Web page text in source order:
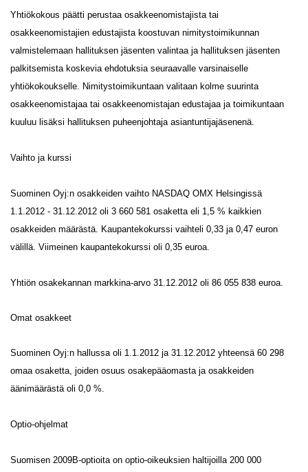
Yhtiökokous päätti perustaa osakkeenomistajista tai
osakkeenomistajien edustajista koostuvan nimitystoimikunnan
valmistelemaan hallituksen jäsenten valintaa ja hallituksen jäsenten
palkitsemista koskevia ehdotuksia seuraavalle varsinaiselle
yhtiökokoukselle. Nimitystoimikuntaan valitaan kolme suurinta
osakkeenomistajaa tai osakkeenomistajan edustajaa ja toimikuntaan
kuuluu lisäksi hallituksen puheenjohtaja asiantuntijajäsenenä.
Vaihto ja kurssi
Suominen Oyj:n osakkeiden vaihto NASDAQ OMX Helsingissä
1.1.2012 - 31.12.2012 oli 3 660 581 osaketta eli 1,5 % kaikkien
osakkeiden määrästä. Kaupantekokurssi vaihteli 0,33 ja 0,47 euron
välillä. Viimeinen kaupantekokurssi oli 0,35 euroa.
Yhtiön osakekannan markkina-arvo 31.12.2012 oli 86 055 838 euroa.
Omat osakkeet
Suominen Oyj:n hallussa oli 1.1.2012 ja 31.12.2012 yhteensä 60 298
omaa osaketta, joiden osuus osakepääomasta ja osakkeiden
äänimäärästä oli 0,0 %.
Optio-ohjelmat
Suomisen 2009B-optioita on optio-oikeuksien haltijoilla 200 000